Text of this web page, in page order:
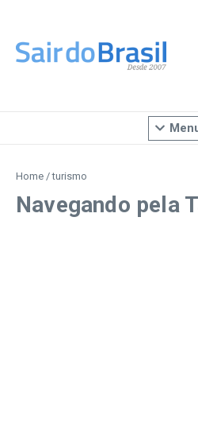
Home /turismo
Navegando pela